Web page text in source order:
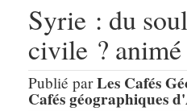
Syrie : du
civile ? animé
Publié parLes Cafés
Cafés géographiques